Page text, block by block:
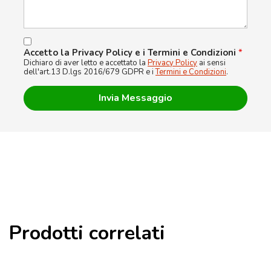
Accetto la Privacy Policy e i Termini e Condizioni *
Dichiaro di aver letto e accettato la Privacy Policy ai sensi
dell'art.13 D.lgs 2016/679 GDPR e iTermini e Condizioni.
Prodotti correlati